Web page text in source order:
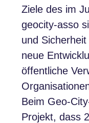
Ziele des im
geocity-asso
und
neue
öffentliche
Beim Geo-
Projekt, dass